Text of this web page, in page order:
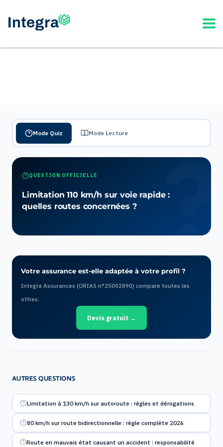
Mode Quiz Mode Lecture
QUESTION OFFICIELLE
Limitation 110 km/h sur voie rapide :
quelles routes concernées ?
Votre assurance est-elle adaptée à votre profil ?
Integra Assurances (ORIAS n°25002890) compare toutes les
offres.
Devis gratuit →
AUTRES QUESTIONS
Limitation à 130 km/h sur autoroute : règles et dérogations
80 km/h sur route bidirectionnelle : règle complète 2026
Route en mauvais état causant un accident : responsabilité